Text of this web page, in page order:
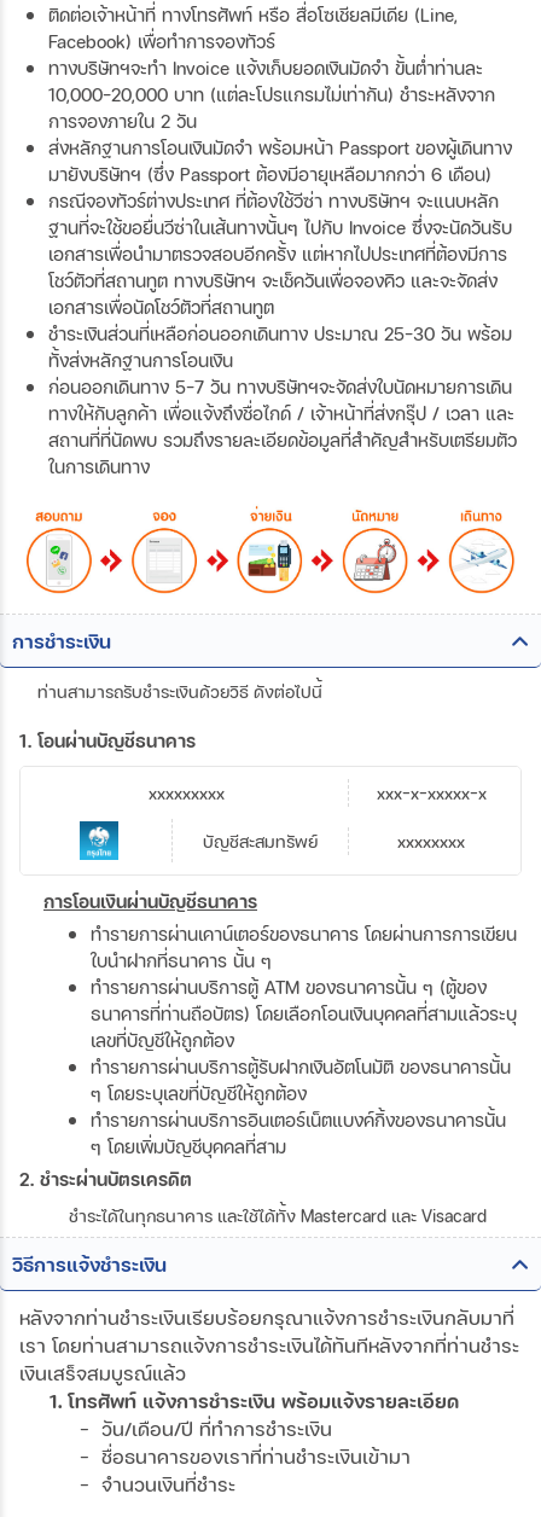
ติดต่อเจ้าหน้าที่ ทางโทรศัพท์ หรือ สื่อโซเชียลมีเดีย (Line,
Facebook) เพื่อทำการจองทัวร์
ทางบริษัทฯจะทำ Invoice แจ้งเก็บยอดเงินมัดจำ ขั้นต่ำท่านละ
10,000-20,000 บาท (แต่ละโปรแกรมไม่เท่ากัน) ชำระหลังจาก
การจองภายใน 2 วัน
ส่งหลักฐานการโอนเงินมัดจำ พร้อมหน้า Passport ของผู้เดินทาง
มายังบริษัทฯ (ซึ่ง Passport ต้องมีอายุเหลือมากกว่า 6 เดือน)
กรณีจองทัวร์ต่างประเทศ ที่ต้องใช้วีซ่า ทางบริษัทฯ จะแนบหลัก
ฐานที่จะใช้ขอยื่นวีซ่าในเส้นทางนั้นๆ ไปกับ Invoice ซึ่งจะนัดวันรับ
เอกสารเพื่อนำมาตรวจสอบอีกครั้ง แต่หากไปประเทศที่ต้องมีการ
โชว์ตัวที่สถานทูต ทางบริษัทฯ จะเช็ควันเพื่อจองคิว และจะจัดส่ง
เอกสารเพื่อนัดโชว์ตัวที่สถานทูต
ชำระเงินส่วนที่เหลือก่อนออกเดินทาง ประมาณ 25-30 วัน พร้อม
ทั้งส่งหลักฐานการโอนเงิน
ก่อนออกเดินทาง 5-7 วัน ทางบริษัทฯจะจัดส่งใบนัดหมายการเดิน
ทางให้กับลูกค้า เพื่อแจ้งถึงชื่อไกด์ / เจ้าหน้าที่ส่งกรุ๊ป / เวลา และ
สถานที่ที่นัดพบ รวมถึงรายละเอียดข้อมูลที่สำคัญสำหรับเตรียมตัว
ในการเดินทาง
การชำระเงิน
ท่านสามารถรับชำระเงินด้วยวิธี ดังต่อไปนี้
1. โอนผ่านบัญชีธนาคาร
บัญชีสะสมทรัพย์
xxxxxxxxx
xxxxxxxx
xxx-x-xxxxx-x
การโอนเงินผ่านบัญชีธนาคาร
ทำรายการผ่านเคาน์เตอร์ของธนาคาร โดยผ่านการการเขียน
ใบนำฝากที่ธนาคาร นั้น ๆ
ทำรายการผ่านบริการตู้ ATM ของธนาคารนั้น ๆ (ตู้ของ
ธนาคารที่ท่านถือบัตร) โดยเลือกโอนเงินบุคคลที่สามแล้วระบุ
เลขที่บัญชีให้ถูกต้อง
ทำรายการผ่านบริการตู้รับฝากเงินอัตโนมัติ ของธนาคารนั้น
ๆ โดยระบุเลขที่บัญชีให้ถูกต้อง
ทำรายการผ่านบริการอินเตอร์เน็ตแบงค์กิ้งของธนาคารนั้น
ๆ โดยเพิ่มบัญชีบุคคลที่สาม
2. ชำระผ่านบัตรเครดิต
ชำระได้ในทุกธนาคาร และใช้ได้ทั้ง Mastercard และ Visacard
วิธีการแจ้งชำระเงิน
หลังจากท่านชำระเงินเรียบร้อยกรุณาแจ้งการชำระเงินกลับมาที่
เรา โดยท่านสามารถแจ้งการชำระเงินได้ทันทีหลังจากที่ท่านชำระ
เงินเสร็จสมบูรณ์แล้ว
1. โทรศัพท์ แจ้งการชำระเงิน พร้อมแจ้งรายละเอียด
- วัน/เดือน/ปี ที่ทำการชำระเงิน
- ชื่อธนาคารของเราที่ท่านชำระเงินเข้ามา
- จำนวนเงินที่ชำระ